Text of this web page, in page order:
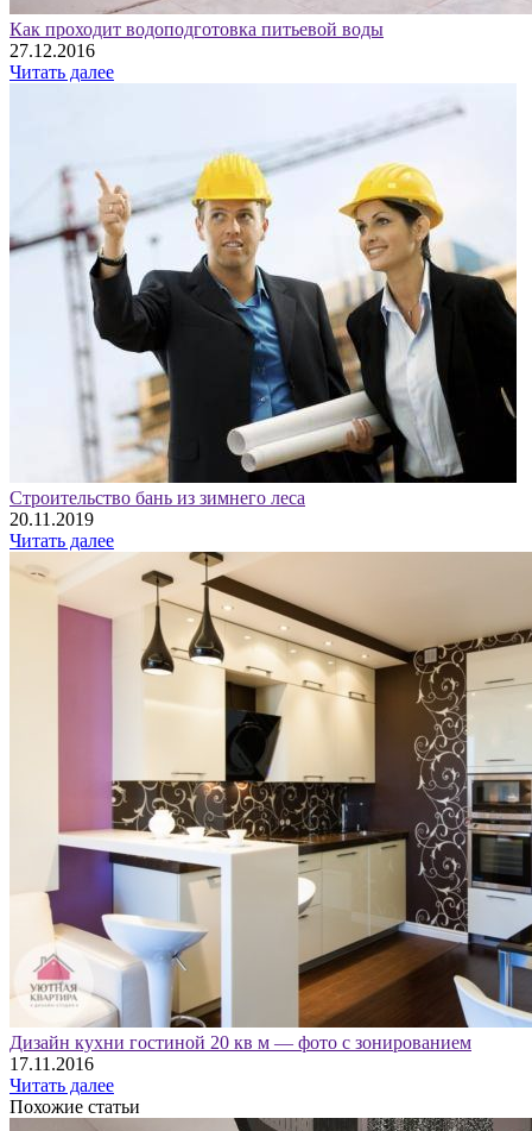
Как проходит водоподготовка питьевой воды
27.12.2016
Читать далее
Строительство бань из зимнего леса
20.11.2019
Читать далее
Дизайн кухни гостиной 20 кв м — фото с зонированием
17.11.2016
Читать далее
Похожие статьи